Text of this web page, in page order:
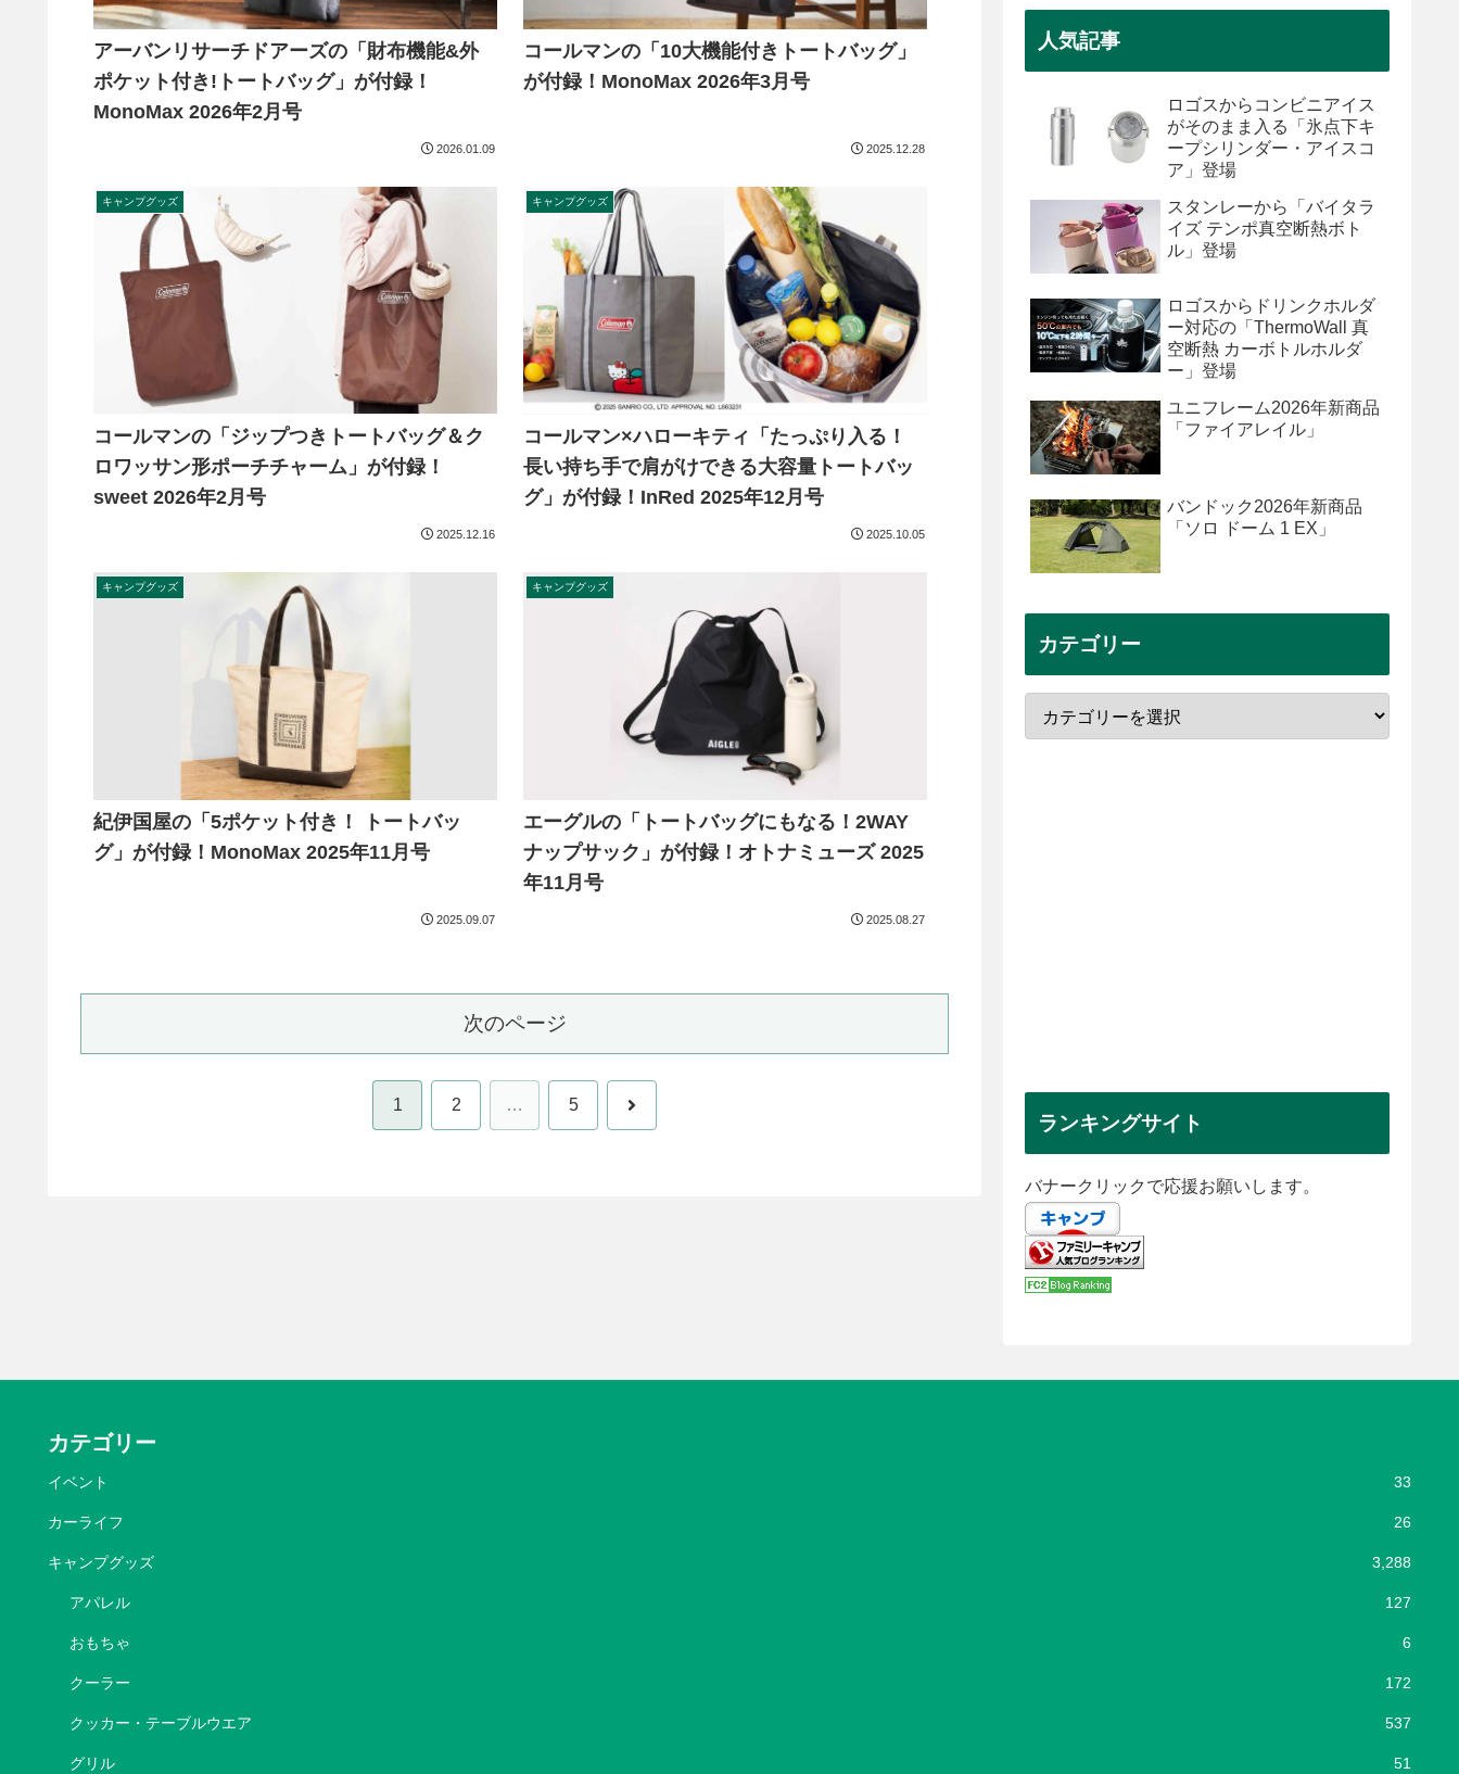
アーバンリサーチドアーズの「財布機能&外
ポケット付き!トートバッグ」が付録！
MonoMax 2026年2月号
2026.01.09
コールマンの「10大機能付きトートバッグ」
が付録！MonoMax 2026年3月号
2025.12.28
キャンプグッズ
コールマンの「ジップつきトートバッグ＆ク
ロワッサン形ポーチチャーム」が付録！
sweet 2026年2月号
2025.12.16
キャンプグッズ
コールマン×ハローキティ「たっぷり入る！
長い持ち手で肩がけできる大容量トートバッ
グ」が付録！InRed 2025年12月号
2025.10.05
キャンプグッズ
紀伊国屋の「5ポケット付き！ トートバッ
グ」が付録！MonoMax 2025年11月号
2025.09.07
キャンプグッズ
エーグルの「トートバッグにもなる！2WAY
ナップサック」が付録！オトナミューズ 2025
年11月号
2025.08.27
次のページ
1 2 … 5 次
人気記事
ロゴスからコンビニアイス
がそのまま入る「氷点下キ
ープシリンダー・アイスコ
ア」登場
スタンレーから「バイタラ
イズ テンポ真空断熱ボト
ル」登場
ロゴスからドリンクホルダ
ー対応の「ThermoWall 真
空断熱 カーボトルホルダ
ー」登場
ユニフレーム2026年新商品
「ファイアレイル」
バンドック2026年新商品
「ソロ ドーム 1 EX」
カテゴリー
ランキングサイト
バナークリックで応援お願いします。
カテゴリー
イベント 33
カーライフ 26
キャンプグッズ 3,288
アパレル 127
おもちゃ 6
クーラー 172
クッカー・テーブルウエア 537
グリル 51